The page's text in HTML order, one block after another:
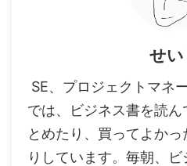
せい
SE、プロジェクトマネ
では、ビジネス書を読
とめたり、買ってよか
りしています。毎朝、